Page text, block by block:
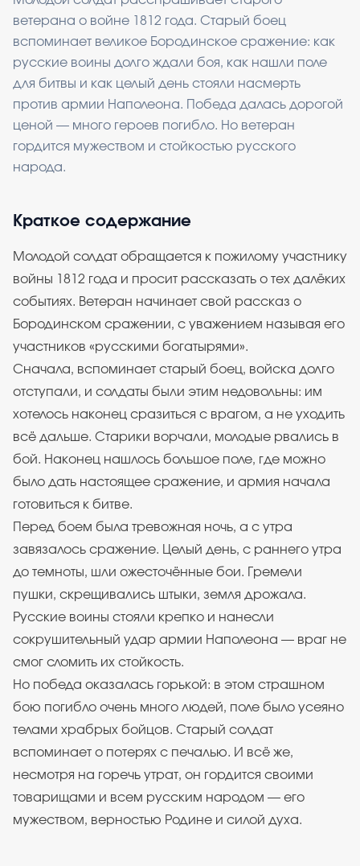
ветерана о войне 1812 года. Старый боец
вспоминает великое Бородинское сражение: как
русские воины долго ждали боя, как нашли поле
для битвы и как целый день стояли насмерть
против армии Наполеона. Победа далась дорогой
ценой — много героев погибло. Но ветеран
гордится мужеством и стойкостью русского
народа.
Краткое содержание
Молодой солдат обращается к пожилому участнику
войны 1812 года и просит рассказать о тех далёких
событиях. Ветеран начинает свой рассказ о
Бородинском сражении, с уважением называя его
участников «русскими богатырями».
Сначала, вспоминает старый боец, войска долго
отступали, и солдаты были этим недовольны: им
хотелось наконец сразиться с врагом, а не уходить
всё дальше. Старики ворчали, молодые рвались в
бой. Наконец нашлось большое поле, где можно
было дать настоящее сражение, и армия начала
готовиться к битве.
Перед боем была тревожная ночь, а с утра
завязалось сражение. Целый день, с раннего утра
до темноты, шли ожесточённые бои. Гремели
пушки, скрещивались штыки, земля дрожала.
Русские воины стояли крепко и нанесли
сокрушительный удар армии Наполеона — враг не
смог сломить их стойкость.
Но победа оказалась горькой: в этом страшном
бою погибло очень много людей, поле было усеяно
телами храбрых бойцов. Старый солдат
вспоминает о потерях с печалью. И всё же,
несмотря на горечь утрат, он гордится своими
товарищами и всем русским народом — его
мужеством, верностью Родине и силой духа.